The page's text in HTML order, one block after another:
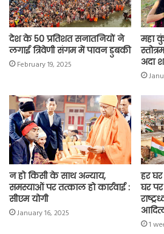
देश के 50 प्रतिशत सनातनियों ने
लगाई त्रिवेणी संगम में पावन डुबकी
February 19, 2025
महा
अदा
न हो किसी के साथ अन्याय,
समस्याओं पर तत्काल हो कार्रवाई :
सीएम योगी
January 16, 2025
हर
घर
1